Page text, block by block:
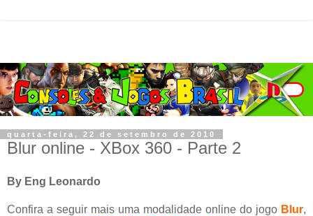
quarta-feira, 22 de setembro de 2010
Blur online - XBox 360 - Parte 2
By Eng Leonardo
Confira a seguir mais uma modalidade online do jogo Blur,